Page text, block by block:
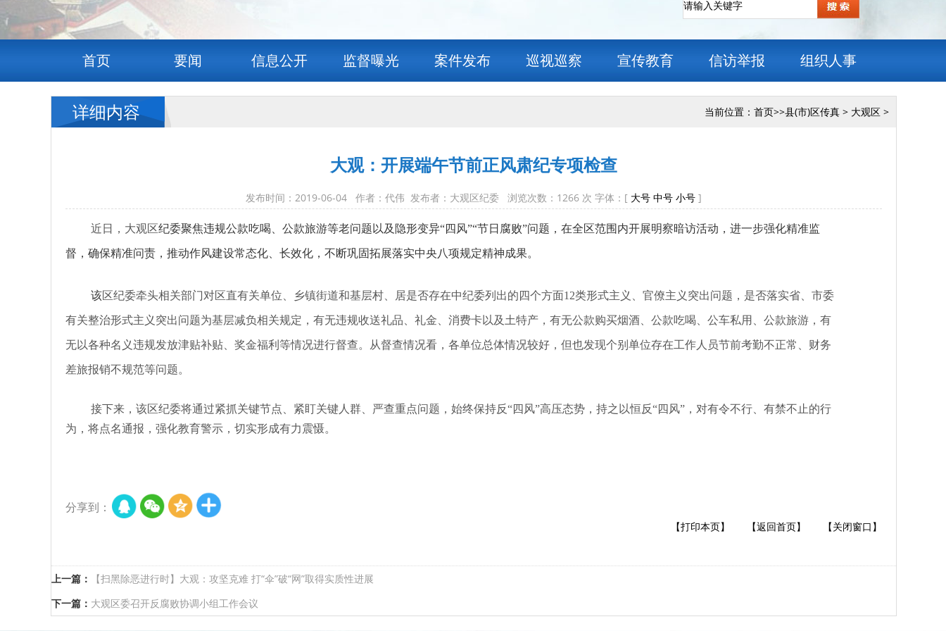
首页 要闻 信息公开 监督曝光 案件发布 巡视巡察 宣传教育 信访举报 组织人事
当前位置： 首页>>县(市)区传真 > 大观区 >
详细内容
大观：开展端午节前正风肃纪专项检查
发布时间：2019-06-04 作者：代伟 发布者：大观区纪委 浏览次数： 1266 次 字体：[ 大号 中号 小号 ]
近日，大观区纪委聚焦违规公款吃喝、公款旅游等老问题以及隐形变异“四风”“节日腐败”问题，在全区范围内开展明察暗访活动，进一步强化精准监
督，确保精准问责，推动作风建设常态化、长效化，不断巩固拓展落实中央八项规定精神成果。
该区纪委牵头相关部门对区直有关单位、 乡镇街道和基层村、居是否存在中纪委列出的四个方面12类形式主义、官僚主义突出问题，是否落实省、市委
有关整治形式主义突出问题为基层减负相关规定，有无违规收送礼品、礼金、消费卡以及土特产，有无公款购买烟酒、公款吃喝、公车私用、公款旅游，有
无以各种名义违规发放津贴补贴、奖金福利等情况进行督查。从督查情况看，各单位总体情况较好，但也发现个别单位存在工作人员节前考勤不正常 财务
差旅报销不规范等问题。
接下来， 该区纪委将通过紧抓关键节点、紧盯关键人群、严查重点问题，始终保持反“四风”高压态势，持之以恒反“四风”，对有令不行、有禁不止的行
为，将点名通报，强化教育警示，切实形成有力震慑。
分享到：
【打印本页】 【返回首页】 【关闭窗口】
上一篇：
【扫黑除恶进行时】大观：攻坚克难 打“伞”破“网”取得实质性进展
下一篇： 大观区委召开反腐败协调小组工作会议